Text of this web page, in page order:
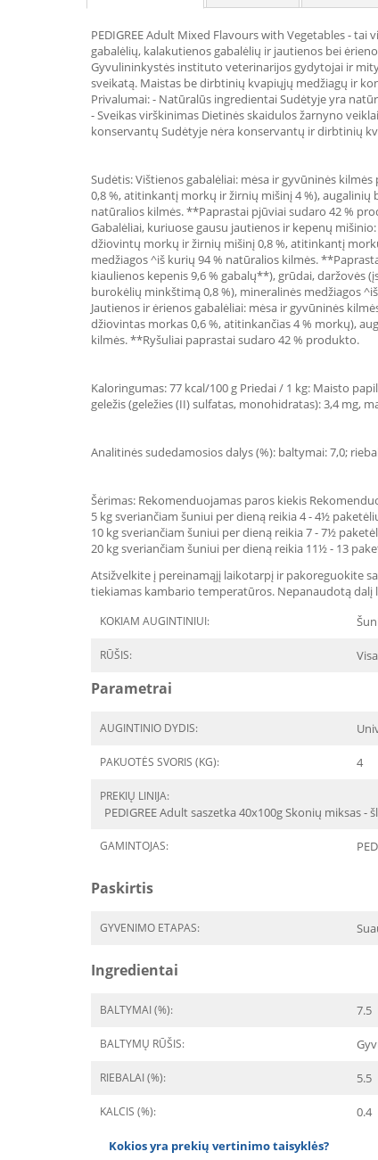
PEDIGREE Adult Mixed Flavours with Vegetables -
gabalėlių, kalakutienos gabalėlių ir jautienos bei
Gyvulininkystės instituto veterinarijos gydytojai ir
sveikatą. Maistas be dirbtinių kvapiųjų medžiagų ir
Privalumai: - Natūralūs ingredientai Sudėtyje yra
- Sveikas virškinimas Dietinės skaidulos žarnyno
konservantų Sudėtyje nėra konservantų ir dirbtinių
Sudėtis: Vištienos gabalėliai: mėsa ir gyvūninės
0,8 %, atitinkantį morkų ir žirnių mišinį 4 %),
natūralios kilmės. **Paprastai pjūviai sudaro 42 %
Gabalėliai, kuriuose gausu jautienos ir kepenų
džiovintų morkų ir žirnių mišinį 0,8 %, atitinkantį
medžiagos ^iš kurių 94 % natūralios kilmės.
kiaulienos kepenis 9,6 % gabalų**), grūdai,
burokėlių minkštimą 0,8 %), mineralinės medžiagos
Jautienos ir ėrienos gabalėliai: mėsa ir gyvūninės
džiovintas morkas 0,6 %, atitinkančias 4 % morkų),
kilmės. **Ryšuliai paprastai sudaro 42 % produkto.
Kaloringumas: 77 kcal/100 g Priedai / 1 kg: Maisto
geležis (geležies (II) sulfatas, monohidratas): 3,4 mg,
Analitinės sudedamosios dalys (%): baltymai: 7,0;
Šėrimas: Rekomenduojamas paros kiekis
5 kg sveriančiam šuniui per dieną reikia 4 - 4½
10 kg sveriančiam šuniui per dieną reikia 7 - 7½
20 kg sveriančiam šuniui per dieną reikia 11½ - 13
Atsižvelkite į pereinamąjį laikotarpį ir pakoreguokite
tiekiamas kambario temperatūros. Nepanaudotą dalį
KOKIAM AUGINTINIUI:
RŪŠIS:
Parametrai
AUGINTINIO DYDIS:
PAKUOTĖS SVORIS (KG): 4
PREKIŲ LINIJA:
PEDIGREE Adult saszetka 40x100g Skonių
GAMINTOJAS:
Paskirtis
GYVENIMO ETAPAS:
Ingredientai
BALTYMAI (%): 7.5
BALTYMŲ RŪŠIS:
RIEBALAI (%): 5.5
KALCIS (%): 0.4
Kokios yra prekių vertinimo taisyklės?